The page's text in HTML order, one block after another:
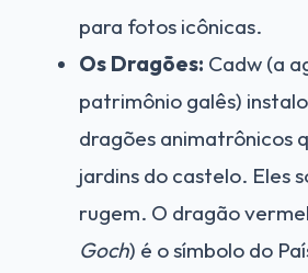
para fotos icônicas.
Os Dragões: Cadw (a
patrimônio galês)
dragões animatrônicos
jardins do castelo. Eles
rugem. O dragão
Goch) é o símbolo do